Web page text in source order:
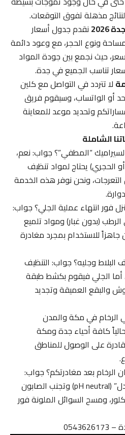
مذهلة تفوق التوقعات.
نقدم جدول أسعار
ونوع الحجر، مع وعود دائمة
حيث نجمع بين جودة المواد
تناسب الجميع في جدة.
لا تتردد في التواصل مع كلين
الواتساب، وسيقوم فريق
وتحديد موعد للمعاينة
الشاملة
“المطفي”؟ جواب: نعم،
يحتاج لمواد تنظيف
ونحن نوفر هذه الخدمة
انتهاء عملية الجلي؟ جواب:
(بدون غبار) ومواد تلميع
للاستخدام بمجرد مغادرة
وجليه؟ جواب: التنظيف
الجلي فيقوم بكشط طبقة
والبقع العميقة وتجديد
في مكة والمدن
كافة أحياء جدة ومكة
على الوصول للمناطق
بعد مغادرتكم؟ جواب:
ننصح باستخدام منظف “متعادل” (pH neutral) وتجنب الصابون
ومسح السوائل الملونة فور